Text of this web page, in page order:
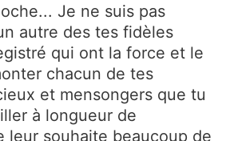
Je ne suis pas
autre des tes fidèles
qui ont la force et le
chacun de tes
et mensongers que tu
à longueur de
leur souhaite beaucoup de